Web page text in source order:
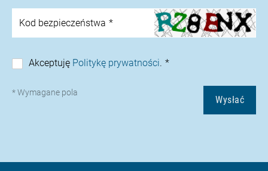
Kod bezpieczeństwa
Akceptuję Politykę prywatności.
* Wymagane pola